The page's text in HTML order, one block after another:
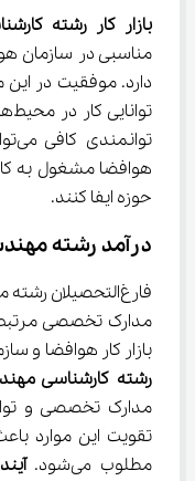
بازار کار رشته
دارد. موفقیت در
هوافضا مشغول به
حوزه ایفا کنند.
درآمد رشته
بازار کار هوافضا و سازمان‌های هواپیمایی
رشته کارشناسی
تقویت این موارد
مطلوب می‌شود.